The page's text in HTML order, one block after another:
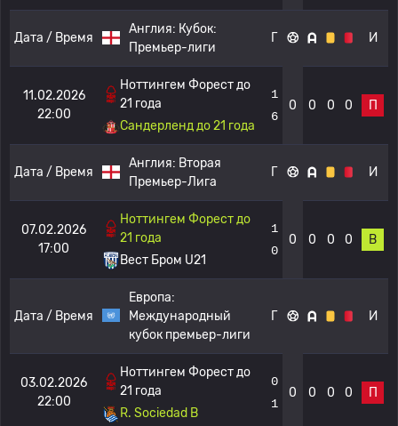
Дата / Время
Англия: Кубок:
Премьер-лиги
Г И
11.02.2026
22:00
Ноттингем Форест до
21 года
Сандерленд до 21 года
1
6
0 0 0 0 П
Дата / Время
Англия: Вторая
Премьер-Лига
Г И
07.02.2026
17:00
Ноттингем Форест до
21 года
Вест Бром U21
1
0
0 0 0 0 В
Дата / Время
Европа:
Международный
кубок премьер-лиги
Г И
03.02.2026
22:00
Ноттингем Форест до
21 года
R. Sociedad B
0
1
0 0 0 0 П